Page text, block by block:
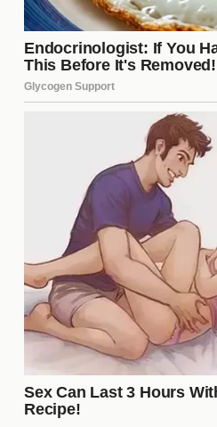
su popularidad, ya que los
atraídos por su
Momentos
Matías ha
virales** que han resonado
se encuentran escenas
compartidas y
momentos incluyen:
Su primer desafío en el
Un emotivo encuentro
generó mucha empatía.
Un baile improvisado
popular.